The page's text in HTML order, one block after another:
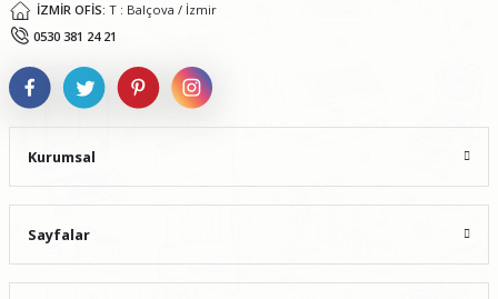
İZMİR OFİS: T : Balçova / İzmir
0530 381 24 21
Kurumsal
Sayfalar